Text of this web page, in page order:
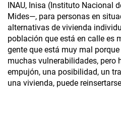
INAU, Inisa (Instituto Nacional
Mides—, para personas en
alternativas de vivienda
población que está en calle es
gente que está muy mal
muchas vulnerabilidades, pero
empujón, una posibilidad, un
una vivienda, puede